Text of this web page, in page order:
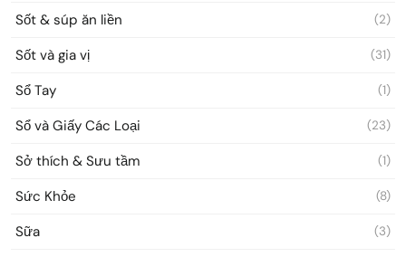
Sốt & súp ăn liền (2)
Sốt và gia vị (31)
Sổ Tay (1)
Sổ và Giấy Các Loại (23)
Sở thích & Sưu tầm (1)
Sức Khỏe (8)
Sữa (3)